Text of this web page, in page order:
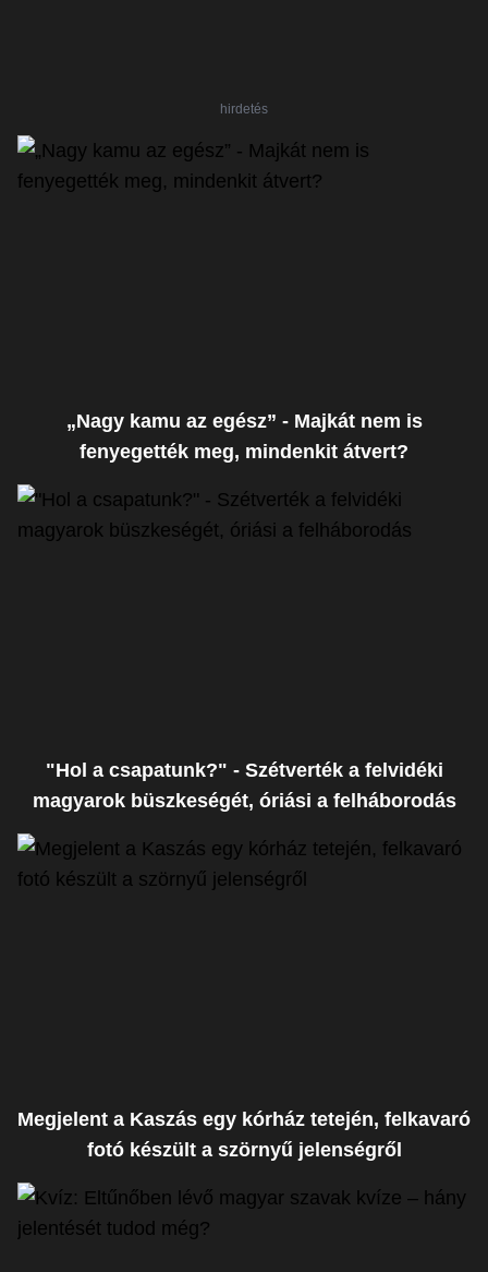
hirdetés
„Nagy kamu az egész” - Majkát nem is
fenyegették meg, mindenkit átvert?
"Hol a csapatunk?" - Szétverték a felvidéki
magyarok büszkeségét, óriási a felháborodás
Megjelent a Kaszás egy kórház tetején, felkavaró
fotó készült a szörnyű jelenségről